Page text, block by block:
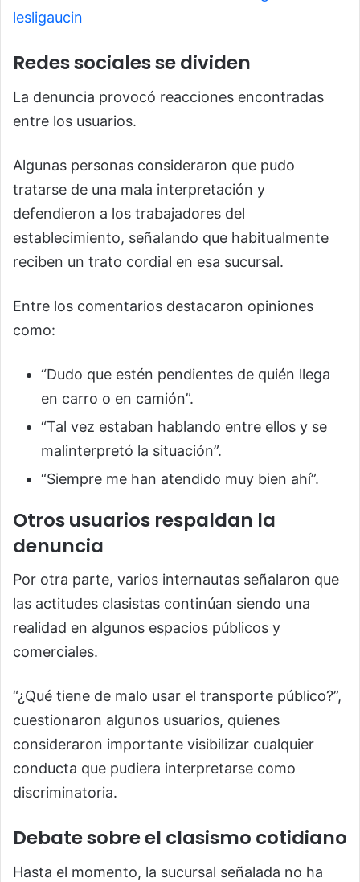
lesligaucin
Redes sociales se dividen
La denuncia provocó reacciones encontradas
entre los usuarios.
Algunas personas consideraron que pudo
tratarse de una mala interpretación y
defendieron a los trabajadores del
establecimiento, señalando que habitualmente
reciben un trato cordial en esa sucursal.
Entre los comentarios destacaron opiniones
como:
“Dudo que estén pendientes de quién llega
en carro o en camión”.
“Tal vez estaban hablando entre ellos y se
malinterpretó la situación”.
“Siempre me han atendido muy bien ahí”.
Otros usuarios respaldan la
denuncia
Por otra parte, varios internautas señalaron que
las actitudes clasistas continúan siendo una
realidad en algunos espacios públicos y
comerciales.
“¿Qué tiene de malo usar el transporte público?”,
cuestionaron algunos usuarios, quienes
consideraron importante visibilizar cualquier
conducta que pudiera interpretarse como
discriminatoria.
Debate sobre el clasismo cotidiano
Hasta el momento, la sucursal señalada no ha